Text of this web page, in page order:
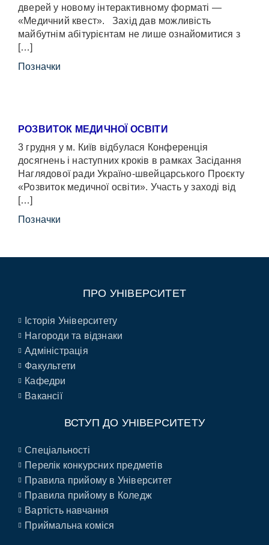
дверей у новому інтерактивному форматі —
«Медичний квест». Захід дав можливість
майбутнім абітурієнтам не лише ознайомитися з
[…]
Позначки
РОЗВИТОК МЕДИЧНОЇ ОСВІТИ
3 грудня у м. Київ відбулася Конференція
досягнень і наступних кроків в рамках Засідання
Наглядової ради Україно-швейцарського Проєкту
«Розвиток медичної освіти». Участь у заході від
[…]
Позначки
ПРО УНІВЕРСИТЕТ
Історія Університету
Нагороди та відзнаки
Адміністрація
Факультети
Кафедри
Вакансії
ВСТУП ДО УНІВЕРСИТЕТУ
Спеціальності
Перелік конкурсних предметів
Правила прийому в Університет
Правила прийому в Коледж
Вартість навчання
Приймальна коміся